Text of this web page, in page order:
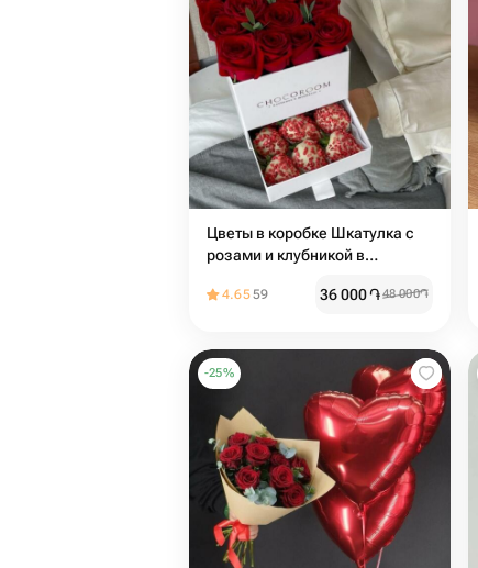
Цветы в коробке Шкатулка с
розами и клубникой в
4.6559 36 000֏48 000֏
-25%